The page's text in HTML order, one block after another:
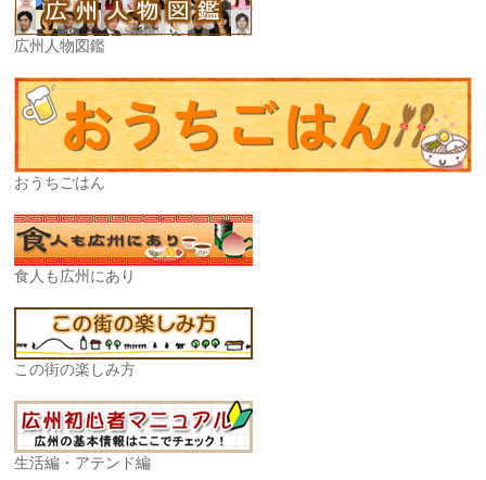
広州人物図鑑
おうちごはん
食人も広州にあり
この街の楽しみ方
生活編・アテンド編